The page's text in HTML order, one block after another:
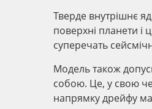
Тверде внутрішнє
поверхні планети і
суперечать
Модель також
собою. Це, у свою
напрямку дрейфу